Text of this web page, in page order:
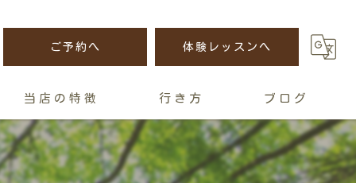
ご予約へ 体験レッスンへ
当店の特徴
講座
行き方 ブログ